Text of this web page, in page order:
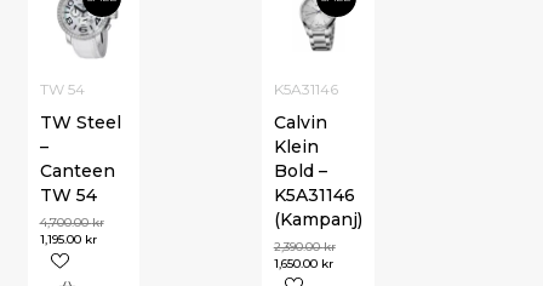
K5A31146
Calvin
Klein
Bold –
K5A31146
(Kampanj)
2,390.00kr
1,650.00 kr
TW 54
TW Steel
–
Canteen
TW 54
4,700.00kr
1,195.00 kr